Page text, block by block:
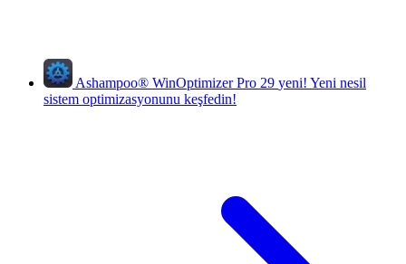
Ashampoo® WinOptimizer Pro 29 yeni! Yeni nesil
sistem optimizasyonunu keşfedin!